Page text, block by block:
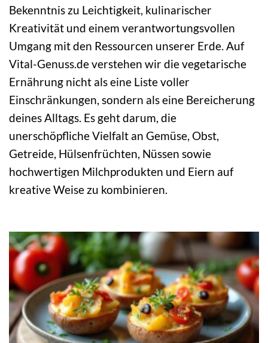
Bekenntnis zu Leichtigkeit, kulinarischer
Kreativität und einem verantwortungsvollen
Umgang mit den Ressourcen unserer Erde. Auf
Vital-Genuss.de verstehen wir die vegetarische
Ernährung nicht als eine Liste voller
Einschränkungen, sondern als eine Bereicherung
deines Alltags. Es geht darum, die
unerschöpfliche Vielfalt an Gemüse, Obst,
Getreide, Hülsenfrüchten, Nüssen sowie
hochwertigen Milchprodukten und Eiern auf
kreative Weise zu kombinieren.